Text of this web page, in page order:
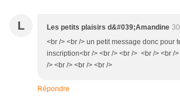
L Les petits plaisirs d&#039;Amandine
<br /> <br /> un petit message donc pour
inscription<br /> <br /> <br /> <br /> <br /
/> <br /> <br /> <br />
Répondre